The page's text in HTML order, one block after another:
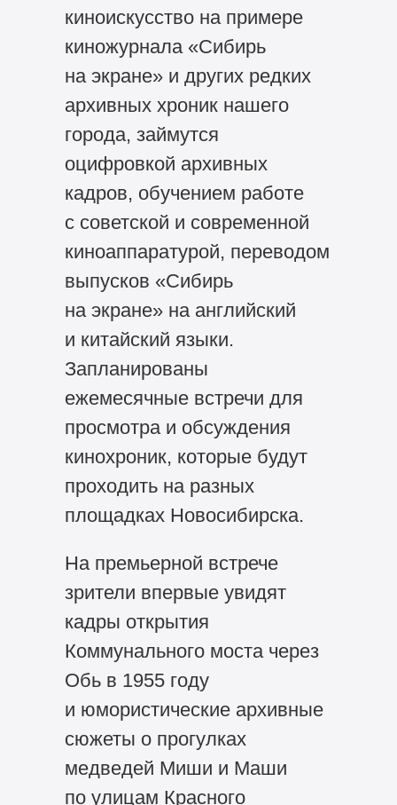
киноискусство на примере
киножурнала «Сибирь
на экране» и других редких
архивных хроник нашего
города, займутся
оцифровкой архивных
кадров, обучением работе
с советской и современной
киноаппаратурой, переводом
выпусков «Сибирь
на экране» на английский
и китайский языки.
Запланированы
ежемесячные встречи для
просмотра и обсуждения
кинохроник, которые будут
проходить на разных
площадках Новосибирска.
На премьерной встрече
зрители впервые увидят
кадры открытия
Коммунального моста через
Обь в 1955 году
и юмористические архивные
сюжеты о прогулках
медведей Миши и Маши
по улицам Красного